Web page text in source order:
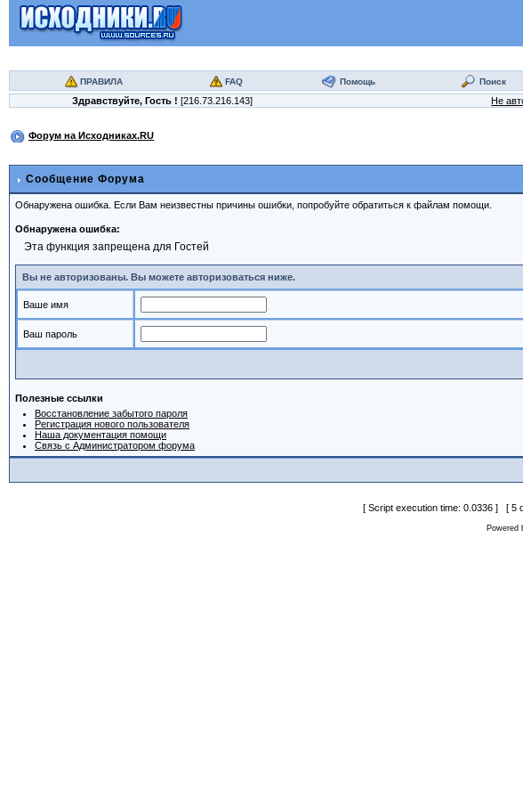
ПРАВИЛА FAQ Помощь Поиск
Здравствуйте, Гость ! [216.73.216.143] Не
Форум на Исходниках.RU
Сообщение Форума
Обнаружена ошибка. Если Вам неизвестны причины ошибки, попробуйте обратиться к файлам помощи.
Обнаружена ошибка:
Эта функция запрещена для Гостей
Вы не авторизованы. Вы можете авторизоваться ниже.
Ваше имя
Ваш пароль
Полезные ссылки
Восстановление забытого пароля
Регистрация нового пользователя
Наша документация помощи
Связь с Администратором форума
[ Script execution time: 0.0336 ] [ 5
Powered